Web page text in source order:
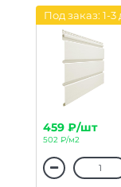
Под заказ: 1-3
459 ₽/шт
502 ₽/м2